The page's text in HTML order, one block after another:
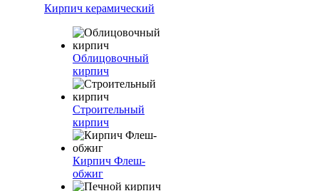
Кирпич керамический
Облицовочный
кирпич
Строительный
кирпич
Кирпич Флеш-
обжиг